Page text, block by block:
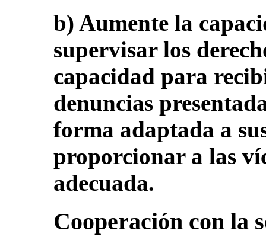
b) Aumente la
supervisar los
capacidad para
denuncias
forma adaptada a
proporcionar a las
adecuada.
Cooperación con la